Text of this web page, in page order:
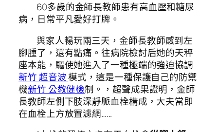
60多歲的金師長教師患有高血壓和糖尿
病，日常平凡愛好打牌。
與家人暢玩兩三天，金師長教師感到左
腳腫了，還有點痛。往病院檢討后她的天秤
座本能，驅使她進入了一種極端的強迫協調
新竹 超音波模式，這是一種保護自己的防禦
機新竹 公教健檢制。，超聲成果證明，金師
長教師左側下肢深靜脈血栓構成，大夫當即
在血栓上方放置濾網……